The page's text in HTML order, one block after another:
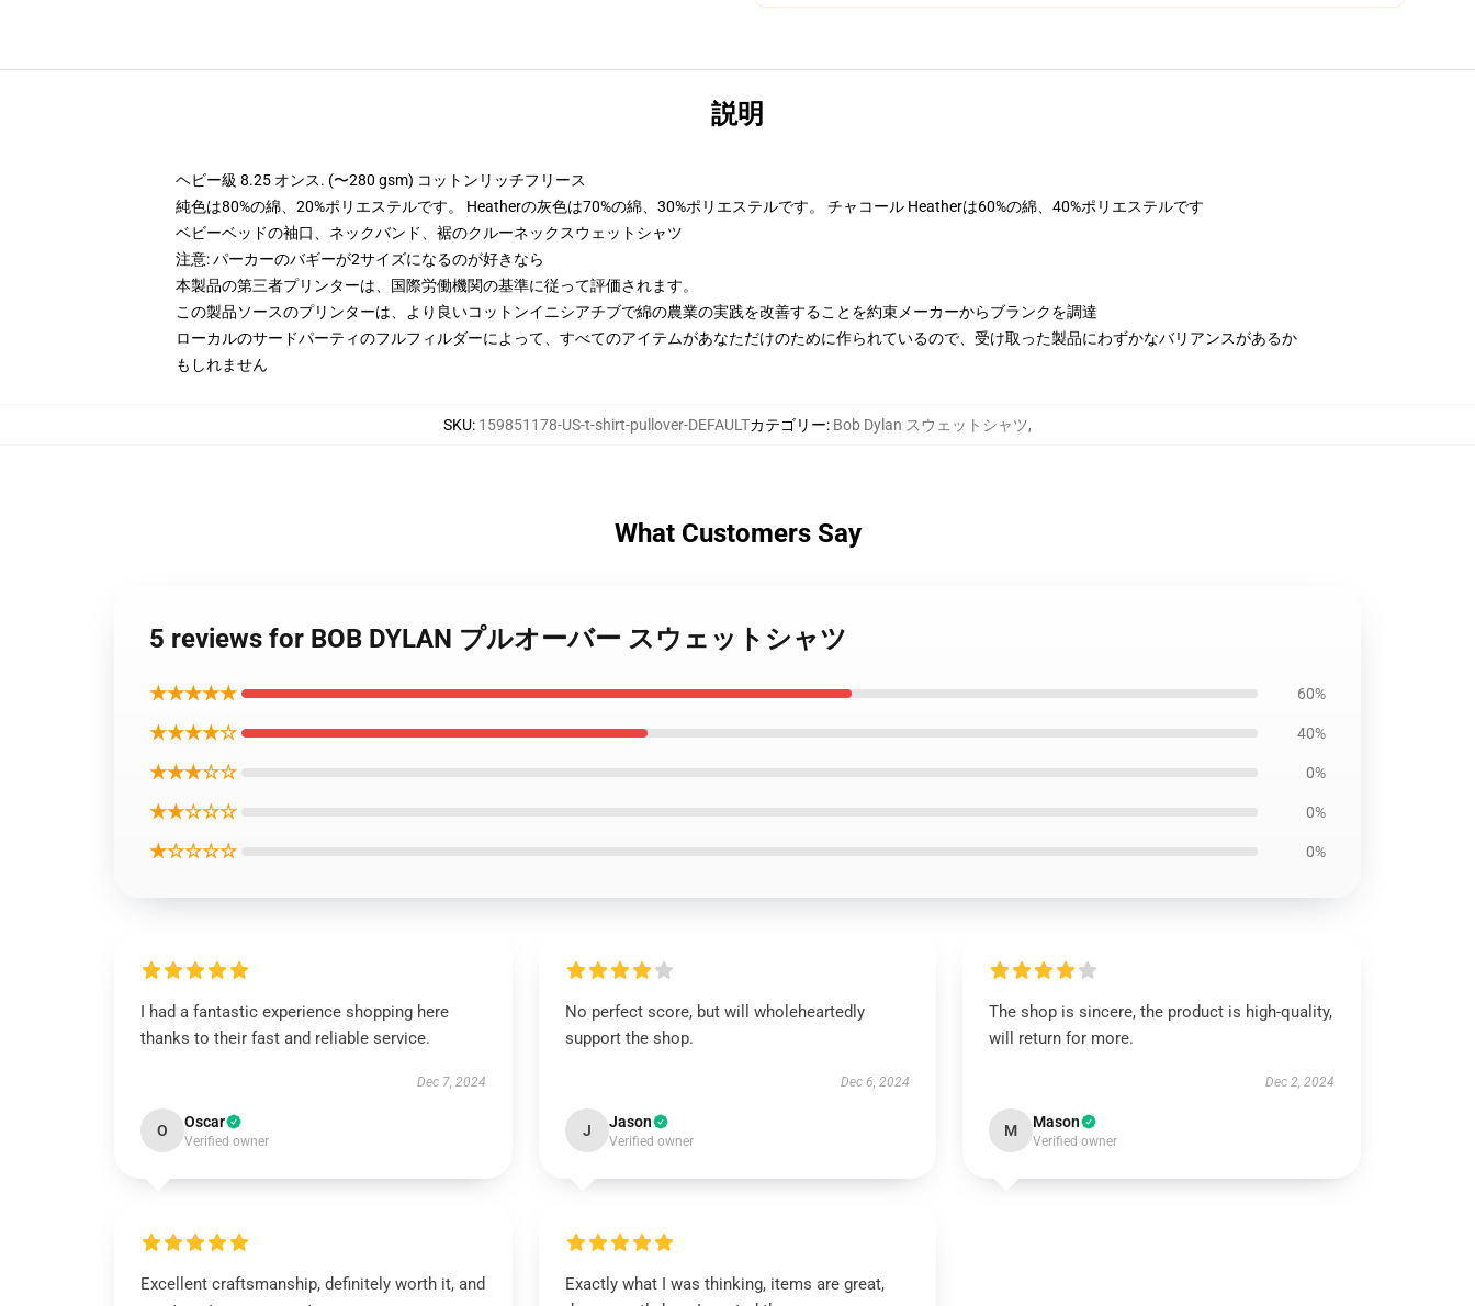
説明
ヘビー級 8.25 オンス. (〜280 gsm) コットンリッチフリース
純色は80%の綿、20%ポリエステルです。 Heatherの灰色は70%の綿、30%ポリエステルです。 チャコール Heatherは60%の綿、40%ポリエステルです
ベビーベッドの袖口、ネックバンド、裾のクルーネックスウェットシャツ
注意: パーカーのバギーが2サイズになるのが好きなら
本製品の第三者プリンターは、国際労働機関の基準に従って評価されます。
この製品ソースのプリンターは、より良いコットンイニシアチブで綿の農業の実践を改善することを約束メーカーからブランクを調達
ローカルのサードパーティのフルフィルダーによって、すべてのアイテムがあなただけのために作られているので、受け取った製品にわずかなバリアンスがあるか
もしれません
SKU: 159851178-US-t-shirt-pullover-DEFAULTカテゴリー: Bob Dylan スウェットシャツ,
What Customers Say
5 reviews for BOB DYLAN プルオーバー スウェットシャツ
★★★★★ 60%
★★★★☆ 40%
★★★☆☆ 0%
★★☆☆☆ 0%
★☆☆☆☆ 0%
I had a fantastic experience shopping here
thanks to their fast and reliable service.
Dec 7, 2024
O Oscar
Verified owner
No perfect score, but will wholeheartedly
support the shop.
Dec 6, 2024
J Jason
Verified owner
The shop is sincere, the product is high-quality,
will return for more.
Dec 2, 2024
M Mason
Verified owner
Excellent craftsmanship, definitely worth it, and
Exactly what I was thinking, items are great,